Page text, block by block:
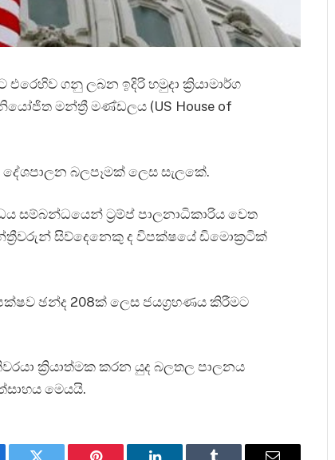
ගනු ලබන ඉදිරි හමුදා ක්‍රියාමාර්ග
මන්ත්‍රී මණ්ඩලය (US House of
දේශපාලන බලපෑමක් ලෙස සැලකේ.
සම්බන්ධයෙන් ට්‍රම්ප් පාලනාධිකාරිය වෙත
සිව්දෙනෙකු ද විපක්ෂයේ ඩිමොක්‍රටික්
ඡන්ද 208ක් ලෙස ජයග්‍රහණය කිරීමට
ක්‍රියාත්මක කරන යුද බලතල පාලනය
මෙයයි.